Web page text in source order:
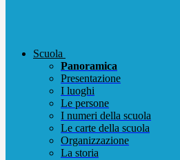
Scuola
Panoramica
Presentazione
I luoghi
Le persone
I numeri della scuola
Le carte della scuola
Organizzazione
La storia